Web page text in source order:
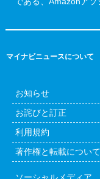
マイナビニュースについて
お知らせ
お詫びと訂正
利用規約
著作権と転載について